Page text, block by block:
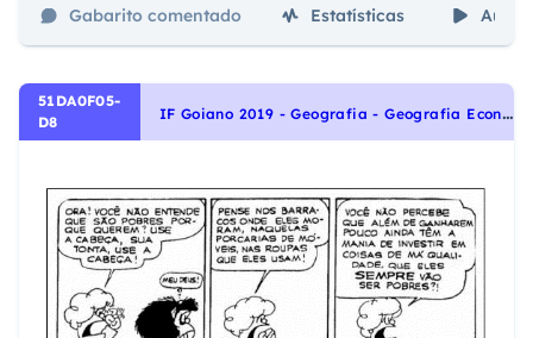
Gabarito comentado Estatísticas Aulas
51DA0F05-
D8
I
F Goiano 2019 - Geografia - Geografia Econômica